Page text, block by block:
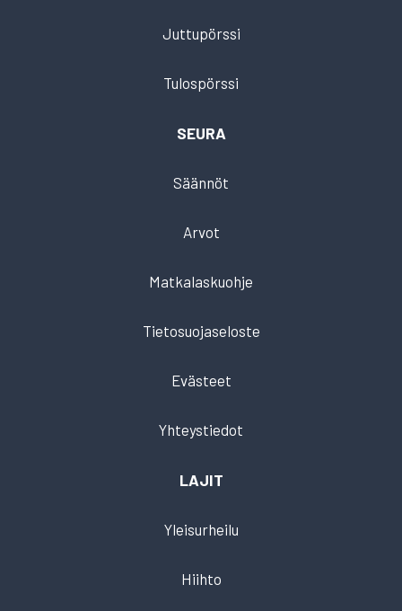
Juttupörssi
Tulospörssi
SEURA
Säännöt
Arvot
Matkalaskuohje
Tietosuojaseloste
Evästeet
Yhteystiedot
LAJIT
Yleisurheilu
Hiihto